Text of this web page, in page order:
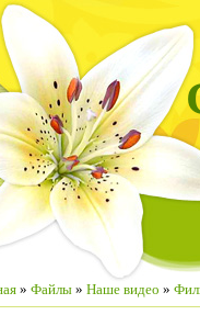
» Файлы » Наше видео »